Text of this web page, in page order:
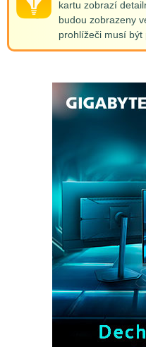
kartu zobrazí
budou zobrazeny
prohlížeči musí být